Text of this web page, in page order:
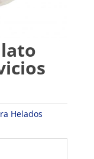
Helados